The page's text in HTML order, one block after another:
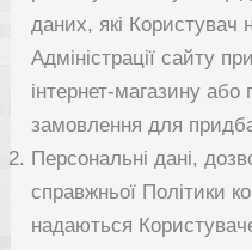
даних, які Користувач
Адміністрації сайту
інтернет-магазину
замовлення для
Персональні дані,
справжньої Політики
надаються